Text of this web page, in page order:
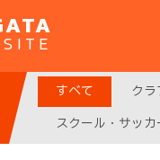
すべて ク
スクール・サッ